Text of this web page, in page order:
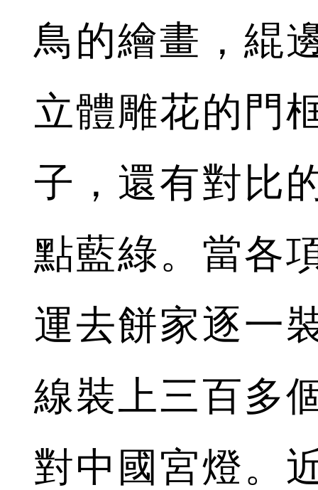
鳥的繪畫，緄
立體雕花的門
子，還有對比
點藍綠。當各
運去餅家逐一
線裝上三百多
對中國宮燈。